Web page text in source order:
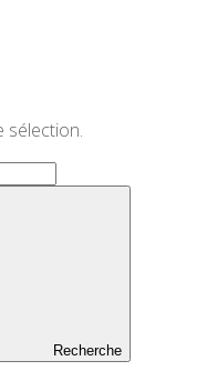
sélection.
Recherche